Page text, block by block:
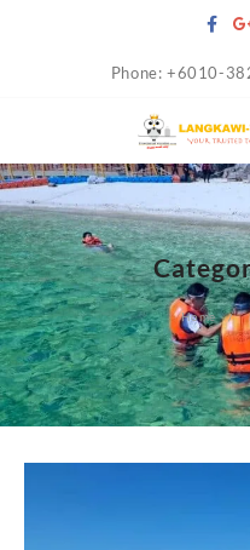
Phone: +6010-
Home